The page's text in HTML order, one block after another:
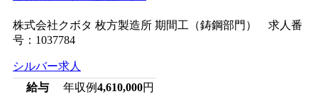
株式会社クボタ 枚方製造所 期間工（鋳鋼部門） 求人番
号：1037784
シルバー求人
給与
年収例4,610,000円